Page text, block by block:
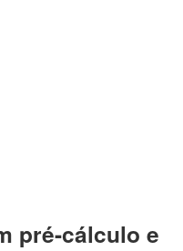
pré-cálculo e